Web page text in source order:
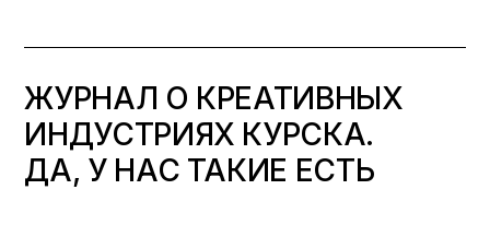
ЖУРНАЛ О КРЕАТИВНЫХ
ИНДУСТРИЯХ КУРСКА.
ДА, У НАС ТАКИЕ ЕСТЬ